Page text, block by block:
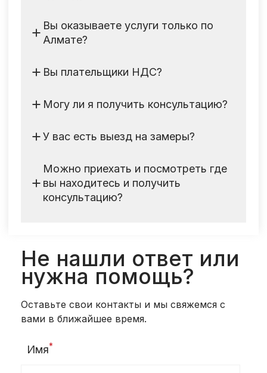
Вы оказываете услуги только по
Алмате?
например выставочные стенды строим
Вы плательщики НДС?
Могу ли я получить консультацию?
нами либо оставить заявку и мы сами
У вас есть выезд на замеры?
объема работ
Можно приехать и посмотреть где
вы находитесь и получить
консультацию?
Не нашли ответ или
нужна помощь?
Оставьте свои контакты и мы свяжемся с
вами в ближайшее время.
Имя*